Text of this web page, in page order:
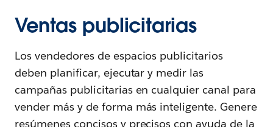
Ventas publicitarias
Los vendedores de espacios publicitarios
deben planificar, ejecutar y medir las
campañas publicitarias en cualquier canal para
vender más y de forma más inteligente. Genere
resúmenes concisos y precisos con ayuda de la